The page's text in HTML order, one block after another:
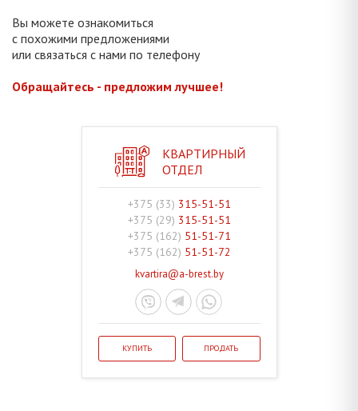
Вы можете ознакомиться
с похожими предложениями
или связаться с нами по телефону
Обращайтесь - предложим лучшее!
КВАРТИРНЫЙ
ОТДЕЛ
+375 (33) 315-51-51
+375 (29) 315-51-51
+375 (162) 51-51-71
+375 (162) 51-51-72
kvartira@a-brest.by
КУПИТЬ ПРОДАТЬ